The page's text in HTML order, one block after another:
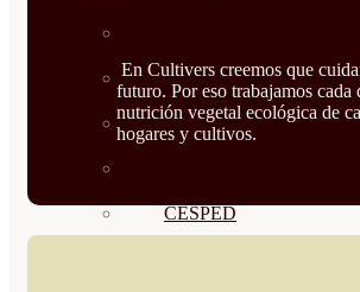
HUERTO
CÍTRICOS
CÉSPED
En Cultivers creemos que
futuro. Por eso trabajamos cada
nutrición vegetal ecológica de
hogares y cultivos.